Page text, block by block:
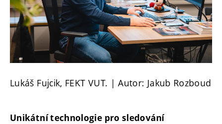
Lukáš Fujcik, FEKT VUT. | Autor: Jakub Rozboud
Unikátní technologie pro sledování